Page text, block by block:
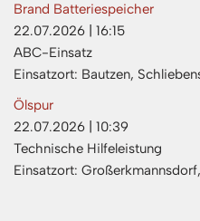
Brand Batteriespeicher
22.07.2026
16:15
ABC-Einsatz
Einsatzort: Bautzen,
Ölspur
22.07.2026
10:39
Technische Hilfeleistung
Einsatzort: